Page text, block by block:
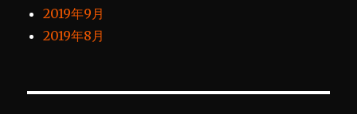
2019年9月
2019年8月